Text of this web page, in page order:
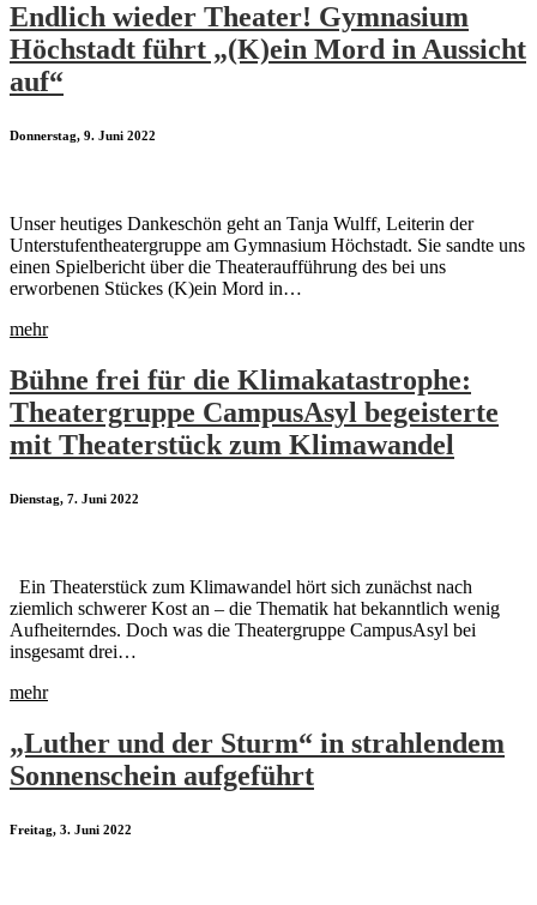
Endlich wieder Theater! Gymnasium
Höchstadt führt „(K)ein Mord in Aussicht
auf“
Donnerstag, 9. Juni 2022
Unser heutiges Dankeschön geht an Tanja Wulff, Leiterin der
Unterstufentheatergruppe am Gymnasium Höchstadt. Sie sandte uns
einen Spielbericht über die Theateraufführung des bei uns
erworbenen Stückes (K)ein Mord in…
mehr
Bühne frei für die Klimakatastrophe:
Theatergruppe CampusAsyl begeisterte
mit Theaterstück zum Klimawandel
Dienstag, 7. Juni 2022
Ein Theaterstück zum Klimawandel hört sich zunächst nach
ziemlich schwerer Kost an – die Thematik hat bekanntlich wenig
Aufheiterndes. Doch was die Theatergruppe CampusAsyl bei
insgesamt drei…
mehr
„Luther und der Sturm“ in strahlendem
Sonnenschein aufgeführt
Freitag, 3. Juni 2022